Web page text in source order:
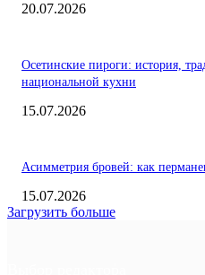
20.07.2026
Осетинские пироги: история,
национальной кухни
15.07.2026
Асимметрия бровей: как
15.07.2026
Загрузить больше